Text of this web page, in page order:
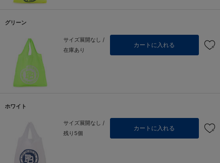
グリーン
サイズ展開なし /
在庫あり
カートに入れる
ホワイト
サイズ展開なし /
残り5個
カートに入れる